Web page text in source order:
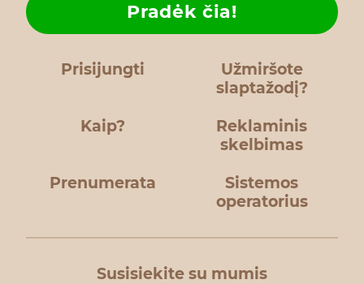
Prisijungti
Užmiršote
slaptažodį?
Kaip?
Pradėk čia!
Reklaminis
skelbimas
Prenumerata
Sistemos
operatorius
Susisiekite su mumis